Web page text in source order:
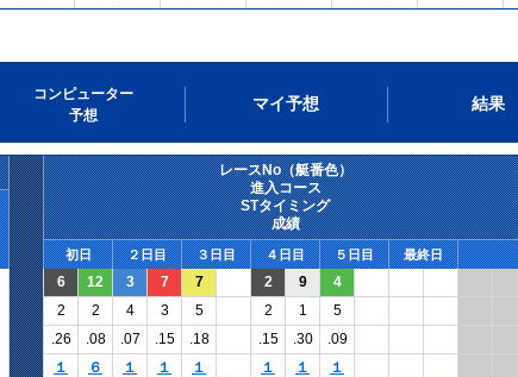
コンピューター
予想
マイ予想 結果
レースNo（艇番色）
進入コース
STタイミング
成績
初日 ２日目 ３日目 ４日目 ５日目 最終日
6 12 3 7 7 2 9 4
2 2 4 3 5 2 1
5
.26
.08 .07 .15 .18 .15 .30
.09
１
６ １ １ １ １ １ １